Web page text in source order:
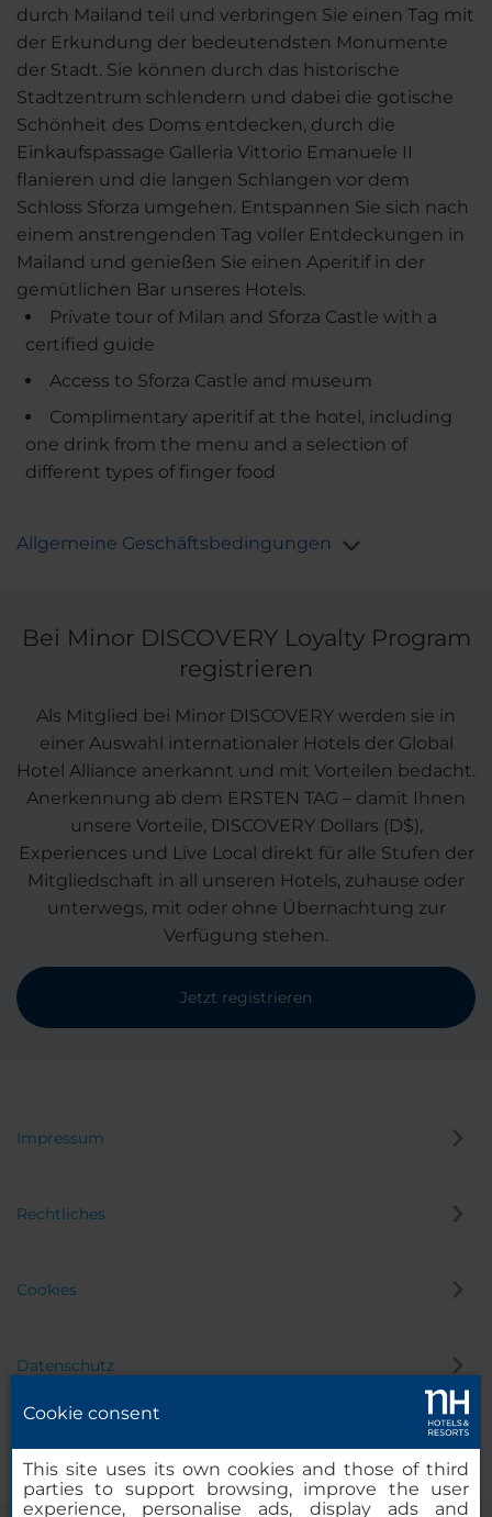
durch Mailand teil und verbringen Sie einen Tag mit
der Erkundung der bedeutendsten Monumente
der Stadt. Sie können durch das historische
Stadtzentrum schlendern und dabei die gotische
Schönheit des Doms entdecken, durch die
Einkaufspassage Galleria Vittorio Emanuele II
flanieren und die langen Schlangen vor dem
Schloss Sforza umgehen. Entspannen Sie sich nach
einem anstrengenden Tag voller Entdeckungen in
Mailand und genießen Sie einen Aperitif in der
gemütlichen Bar unseres Hotels.
Private tour of Milan and Sforza Castle with a
certified guide
Access to Sforza Castle and museum
Complimentary aperitif at the hotel, including
one drink from the menu and a selection of
different types of finger food
Allgemeine Geschäftsbedingungen
Bei Minor DISCOVERY Loyalty Program
registrieren
Als Mitglied bei Minor DISCOVERY werden sie in
einer Auswahl internationaler Hotels der Global
Hotel Alliance anerkannt und mit Vorteilen bedacht.
Anerkennung ab dem ERSTEN TAG – damit Ihnen
unsere Vorteile, DISCOVERY Dollars (D$),
Experiences und Live Local direkt für alle Stufen der
Mitgliedschaft in all unseren Hotels, zuhause oder
unterwegs, mit oder ohne Übernachtung zur
Verfügung stehen.
Jetzt registrieren
Impressum
Rechtliches
Cookies
Datenschutz
Cookie consent
This site uses its own cookies and those of third
parties to support browsing, improve the user
experience, personalise ads, display ads and